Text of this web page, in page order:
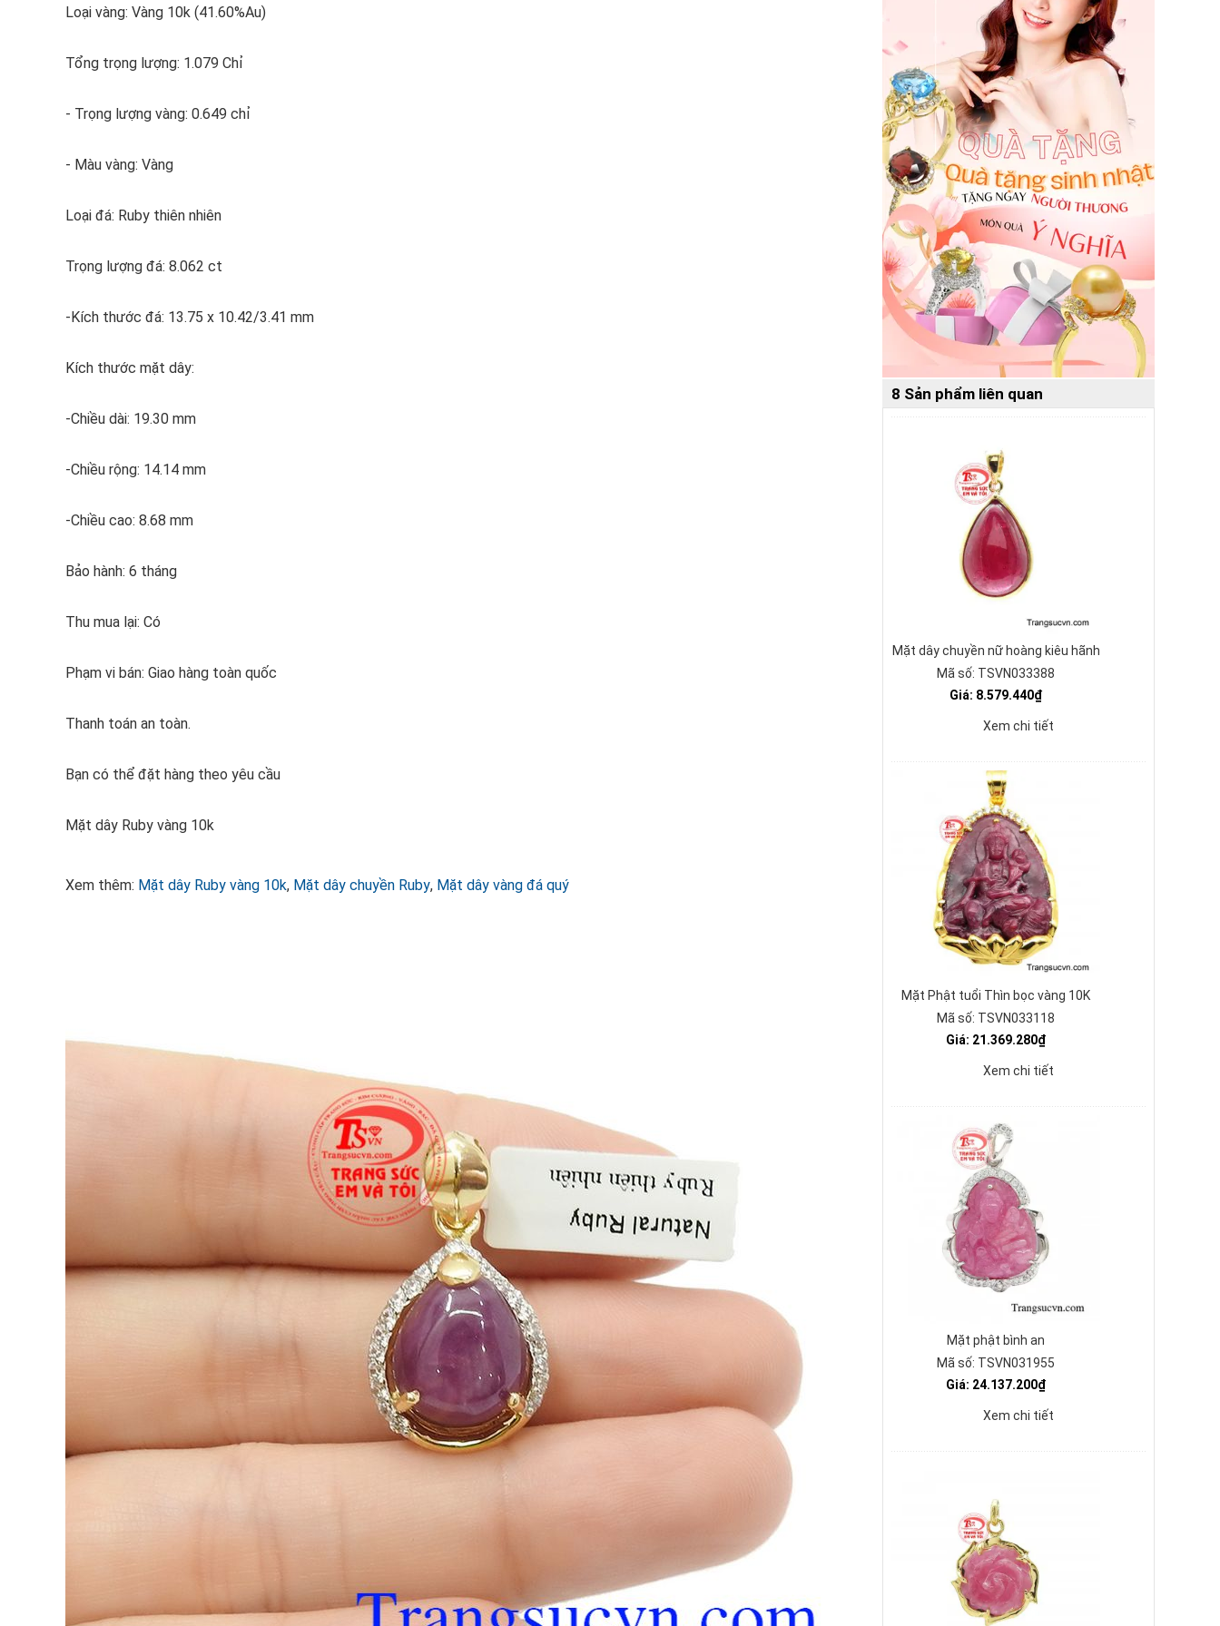
Loại vàng: Vàng 10k (41.60%Au)
Tổng trọng lượng: 1.079 Chỉ
- Trọng lượng vàng: 0.649 chỉ
- Màu vàng: Vàng
Loại đá: Ruby thiên nhiên
Trọng lượng đá: 8.062 ct
-Kích thước đá: 13.75 x 10.42/3.41 mm
Kích thước mặt dây:
-Chiều dài: 19.30 mm
-Chiều rộng: 14.14 mm
-Chiều cao: 8.68 mm
Bảo hành: 6 tháng
Thu mua lại: Có
Phạm vi bán: Giao hàng toàn quốc
Thanh toán an toàn.
Bạn có thể đặt hàng theo yêu cầu
Mặt dây Ruby vàng 10k
Xem thêm: Mặt dây Ruby vàng 10k, Mặt dây chuyền Ruby, Mặt dây vàng đá quý
8 Sản phẩm liên quan
Mặt dây chuyền nữ hoàng kiêu hãnh
Mã số: TSVN033388
Giá: 8.579.440₫
Xem chi tiết
Mặt Phật tuổi Thìn bọc vàng 10K
Mã số: TSVN033118
Giá: 21.369.280₫
Xem chi tiết
Mặt phật bình an
Mã số: TSVN031955
Giá: 24.137.200₫
Xem chi tiết